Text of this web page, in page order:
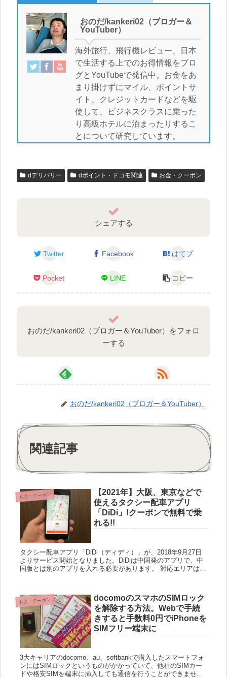
おのだ/kankeri02（ブロガー＆
YouTuber）
海外旅行、飛行機レビュー、日本
で生活する上でのお得情報をブロ
グとYouTubeで発信中。お金をあ
まり掛けずにマイル、ポイントサ
イト、クレジットカードなどを駆
使して、ビジネスクラスに乗った
り高級ホテルに泊まったりするこ
とについて研究しています。
dデリバリー dポイント・ドコモ関連 お金・クーポン
シェアする
Twitter Facebook はてブ
Pocket LINE コピー
おのだ/kankeri02（ブロガー＆YouTuber）をフォロ
ーする
おのだ/kankeri02（ブロガー＆YouTuber）
関連記事
お金・クーポン
【2021年】大阪、東京などで
使えるタクシー配車アプリ
「DiDi」!クーポンで無料で乗
れる!!
タクシー配車アプリ「DiDi（ディディ）」が、2018年9月27日
よりサービス開始となりました。DiDiは中国発のアプリで、中
国版とは別のアプリを入れる必要があります。 対応エリアは、
お金・クーポン
docomoのスマホのSIMロック
を解除する方法。Webで手続
きすると手数料0円でiPhoneを
SIMフリー端末に
3大キャリアのdocomo、au、softbankで購入したスマートフォ
ンにはSIMロックというものがかかっていて、他社のSIMカー
ドや格安SIMを端末に挿入しても通信を行うことができませ